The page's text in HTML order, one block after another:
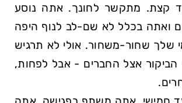
קצת. מתקשר לחונך. אתה נוסע
ואתה בכלל לא שם-לב לנוף היפה
שלך שחור-משחור. אולי לא תרגיש
הביקור אצל החברים - אבל לפחות,